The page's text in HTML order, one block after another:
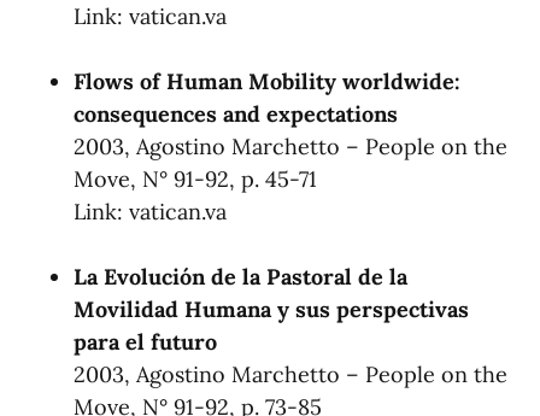
Link:vatican.va
Flows of Human Mobility worldwide:
consequences and expectations
2003, Agostino Marchetto – People on the
Move, N° 91-92, p. 45-71
Link:vatican.va
La Evolución de la Pastoral de la
Movilidad Humana y sus perspectivas
para el futuro
2003, Agostino Marchetto – People on the
Move, N° 91-92, p. 73-85